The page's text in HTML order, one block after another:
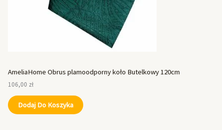
AmeliaHome Obrus plamoodporny koło Butelkowy 120cm
106,00 zł
Dodaj Do Koszyka